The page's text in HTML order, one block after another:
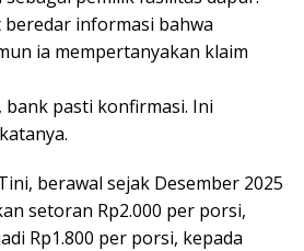
beredar informasi bahwa
ia mempertanyakan klaim
bank pasti konfirmasi. Ini
berawal sejak Desember 2025
setoran Rp2.000 per porsi,
Rp1.800 per porsi, kepada